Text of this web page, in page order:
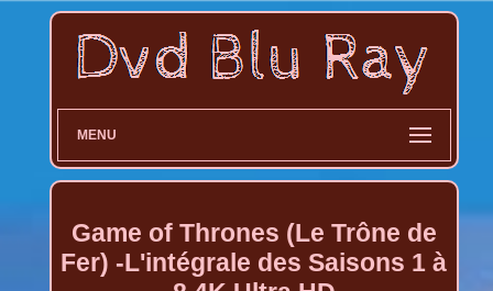
MENU
Game of Thrones (Le Trône de
Fer) -L'intégrale des Saisons 1 à